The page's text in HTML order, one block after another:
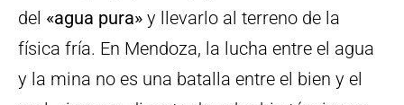
del «agua pura» y llevarlo al terreno de la
física fría. En Mendoza, la lucha entre el agua
y la mina no es una batalla entre el bien y el